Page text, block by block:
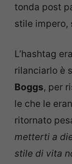
tonda post
stile impero,
L’hashtag
rilanciarlo è
Boggs, per
le che le
ritornato
metterti a
stile di vita